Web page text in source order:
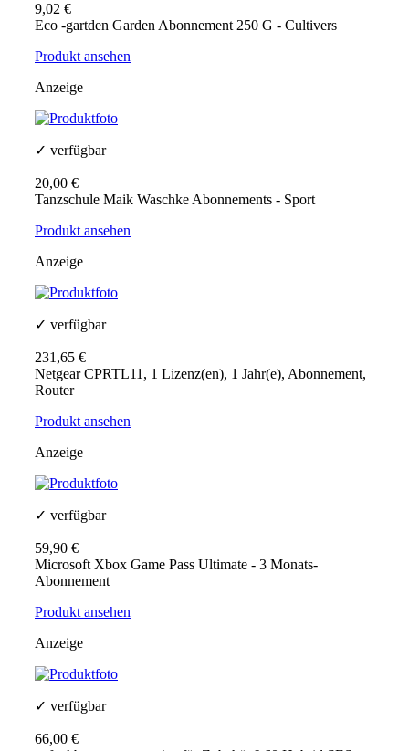
9,02 €
Eco -gartden Garden Abonnement 250 G - Cultivers
Produkt ansehen
Anzeige
✓ verfügbar
20,00 €
Tanzschule Maik Waschke Abonnements - Sport
Produkt ansehen
Anzeige
✓ verfügbar
231,65 €
Netgear CPRTL11, 1 Lizenz(en), 1 Jahr(e), Abonnement,
Router
Produkt ansehen
Anzeige
✓ verfügbar
59,90 €
Microsoft Xbox Game Pass Ultimate - 3 Monats-
Abonnement
Produkt ansehen
Anzeige
✓ verfügbar
66,00 €